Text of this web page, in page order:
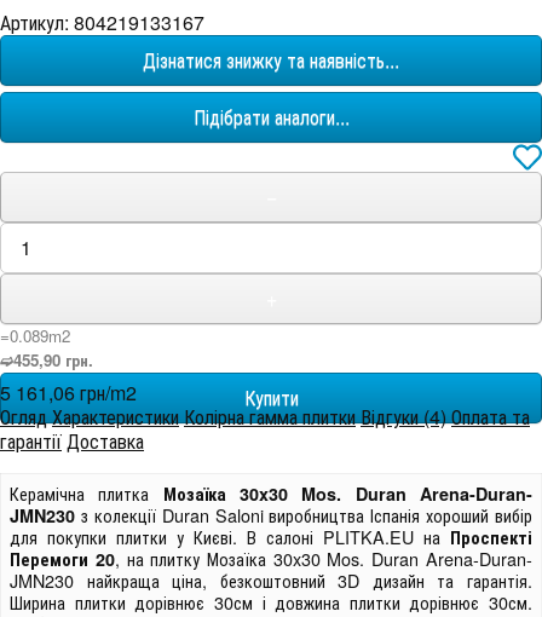
Артикул: 804219133167
Дізнатися знижку та наявність...
Підібрати аналоги...
=0.089m2
➫455,90 грн.
5 161,06 грн/m2
ОглядХарактеристикиКолірна гамма плиткиВідгуки (4)Оплата та
гарантії Доставка
Керамічна плитка Мозаїка 30x30 Mos. Duran Arena-Duran-
JMN230 з колекції Duran Saloni виробництва Іспанія хороший вибір
для покупки плитки у Києві. В салоні PLITKA.EU на Проспекті
Перемоги 20, на плитку Мозаїка 30x30 Mos. Duran Arena-Duran-
JMN230 найкраща ціна, безкоштовний 3D дизайн та гарантія.
Ширина плитки дорівнює 30см і довжина плитки дорівнює 30см.